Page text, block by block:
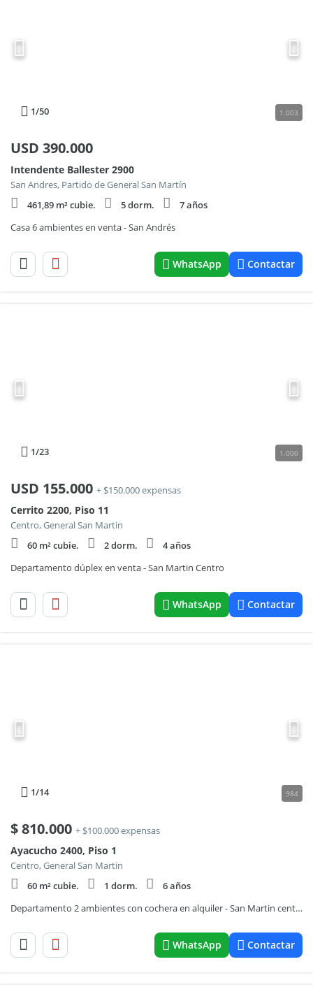
1/50 1.003
USD 390.000
Intendente Ballester 2900
San Andres, Partido de General San Martín
461,89 m² cubie.
5 dorm.
7 años
Casa 6 ambientes en venta - San Andrés
WhatsApp Contactar
1/23 1.000
USD 155.000 + $150.000 expensas
Cerrito 2200, Piso 11
Centro, General San Martin
60 m² cubie.
2 dorm.
4 años
Departamento dúplex en venta - San Martin Centro
WhatsApp Contactar
1/14 984
$810.000 + $100.000 expensas
Ayacucho 2400, Piso 1
Centro, General San Martin
60 m² cubie.
1 dorm.
6 años
Departamento 2 ambientes con cochera en alquiler - San Martin centro
WhatsApp Contactar